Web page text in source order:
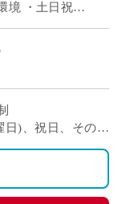
境 ・土日祝休
[…]
険
)、祝日、その他